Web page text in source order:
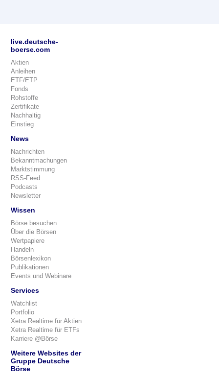
live.deutsche-
boerse.com
Aktien
Anleihen
ETF/ETP
Fonds
Rohstoffe
Zertifikate
Nachhaltig
Einstieg
News
Nachrichten
Bekanntmachungen
Marktstimmung
RSS-Feed
Podcasts
Newsletter
Wissen
Börse besuchen
Über die Börsen
Wertpapiere
Handeln
Börsenlexikon
Publikationen
Events und Webinare
Services
Watchlist
Portfolio
Xetra Realtime für Aktien
Xetra Realtime für ETFs
Karriere @Börse
Weitere Websites der
Gruppe Deutsche
Börse